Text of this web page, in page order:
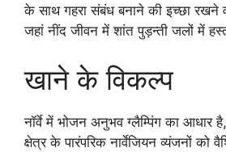
के साथ गहरा संबंध बनाने की इच्छा रखने
जहां नींद जीवन में शांत पुड़न्ती जलों में
खाने के विकल्प
नॉर्वे में भोजन अनुभव ग्लैम्पिंग का आधार
क्षेत्र के पारंपरिक नार्वेजियन व्यंजनों को